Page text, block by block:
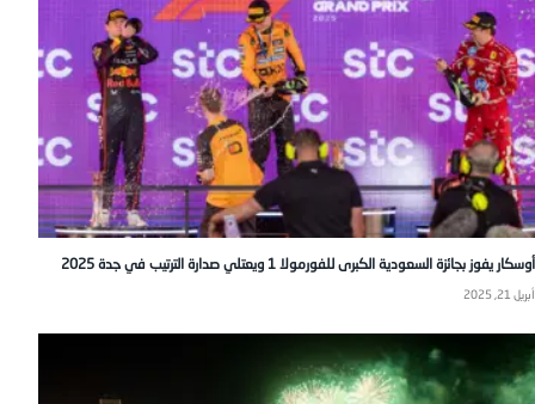
أوسكار يفوز بجائزة السعودية الكبرى للفورمولا 1 ويعتلي صدارة الترتيب في جدة 2025
أبريل 21, 2025